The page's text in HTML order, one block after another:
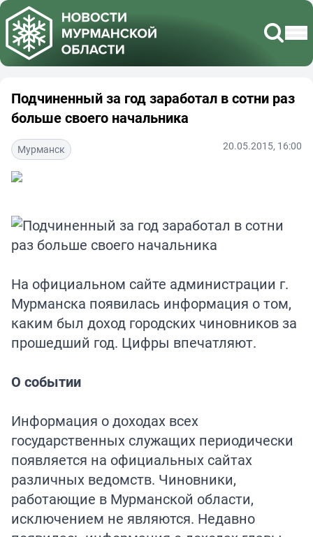
Подчиненный за год заработал в сотни раз
больше своего начальника
Мурманск 20.05.2015, 16:00
На официальном сайте администрации г.
Мурманска появилась информация о том,
каким был доход городских чиновников за
прошедший год. Цифры впечатляют.
О событии
Информация о доходах всех
государственных служащих периодически
появляется на официальных сайтах
различных ведомств. Чиновники,
работающие в Мурманской области,
исключением не являются. Недавно